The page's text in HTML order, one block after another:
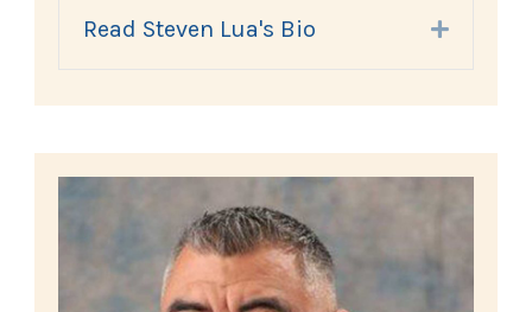
Read Steven Lua's Bio Expand